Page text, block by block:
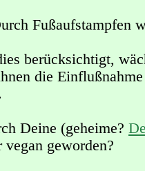
Fußaufstampfen
berücksichtigt,
die
Deine (geheime?
geworden?